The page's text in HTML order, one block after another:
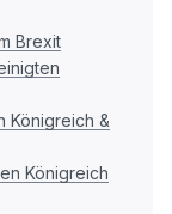
Brexit
Königreich &
Königreich